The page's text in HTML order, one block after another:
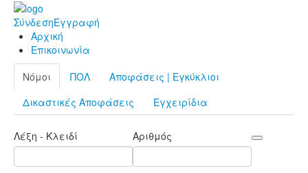
ΣύνδεσηΕγγραφή
Αρχική
Επικοινωνία
Νόμοι
ΠΟΛ
Αποφάσεις | Εγκύκλιοι
Δικαστικές Αποφάσεις
Εγχειρίδια
Λέξη - Κλειδί Αριθμός